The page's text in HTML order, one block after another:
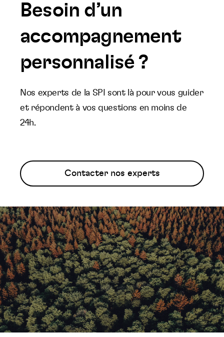
Besoin d’un
accompagnement
personnalisé ?
Nos experts de la SPI sont là pour vous guider
et répondent à vos questions en moins de
24h.
Contacter nos experts